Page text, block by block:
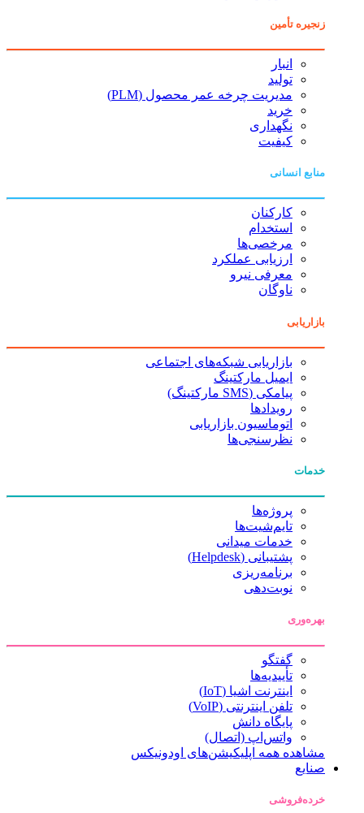
زنجیره تأمین
انبار
تولید
مدیریت چرخه عمر محصول (PLM)
خرید
نگهداری
کیفیت
منابع انسانی
کارکنان
استخدام
مرخصی‌ها
ارزیابی عملکرد
معرفی نیرو
ناوگان
بازاریابی
بازاریابی شبکه‌های اجتماعی
ایمیل مارکتینگ
پیامکی (SMS مارکتینگ)
رویدادها
اتوماسیون بازاریابی
نظرسنجی‌ها
خدمات
پروژه‌ها
تایم‌شیت‌ها
خدمات میدانی
پشتیبانی (Helpdesk)
برنامه‌ریزی
نوبت‌دهی
بهره‌وری
گفتگو
تأییدیه‌ها
اینترنت اشیا (IoT)
تلفن اینترنتی (VoIP)
پایگاه دانش
واتس‌اپ (اتصال)
مشاهده همه اپلیکیشن‌های اودونیکس
صنایع
خرده‌فروشی